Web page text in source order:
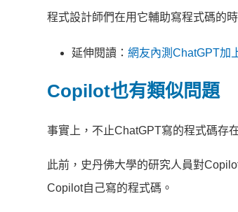
程式設計師們在用它輔助寫程式碼的
延伸閱讀： 網友內測ChatGPT加
Copilot也有類似問題
事實上，不止ChatGPT寫的程式碼存
此前，史丹佛大學的研究人員對
Copilot自己寫的程式碼。